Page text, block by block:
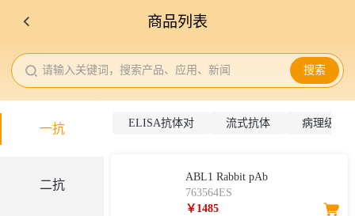
商品列表
请输入关键词，搜索产品、应用、新闻 搜索
一抗
二抗
ELISA抗体对 流式抗体 病理级
ABL1 Rabbit pAb
763564ES
￥1485